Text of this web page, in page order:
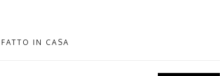
IN CASA